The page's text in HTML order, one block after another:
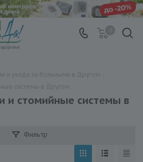
и стомийные системы в
Фильтр